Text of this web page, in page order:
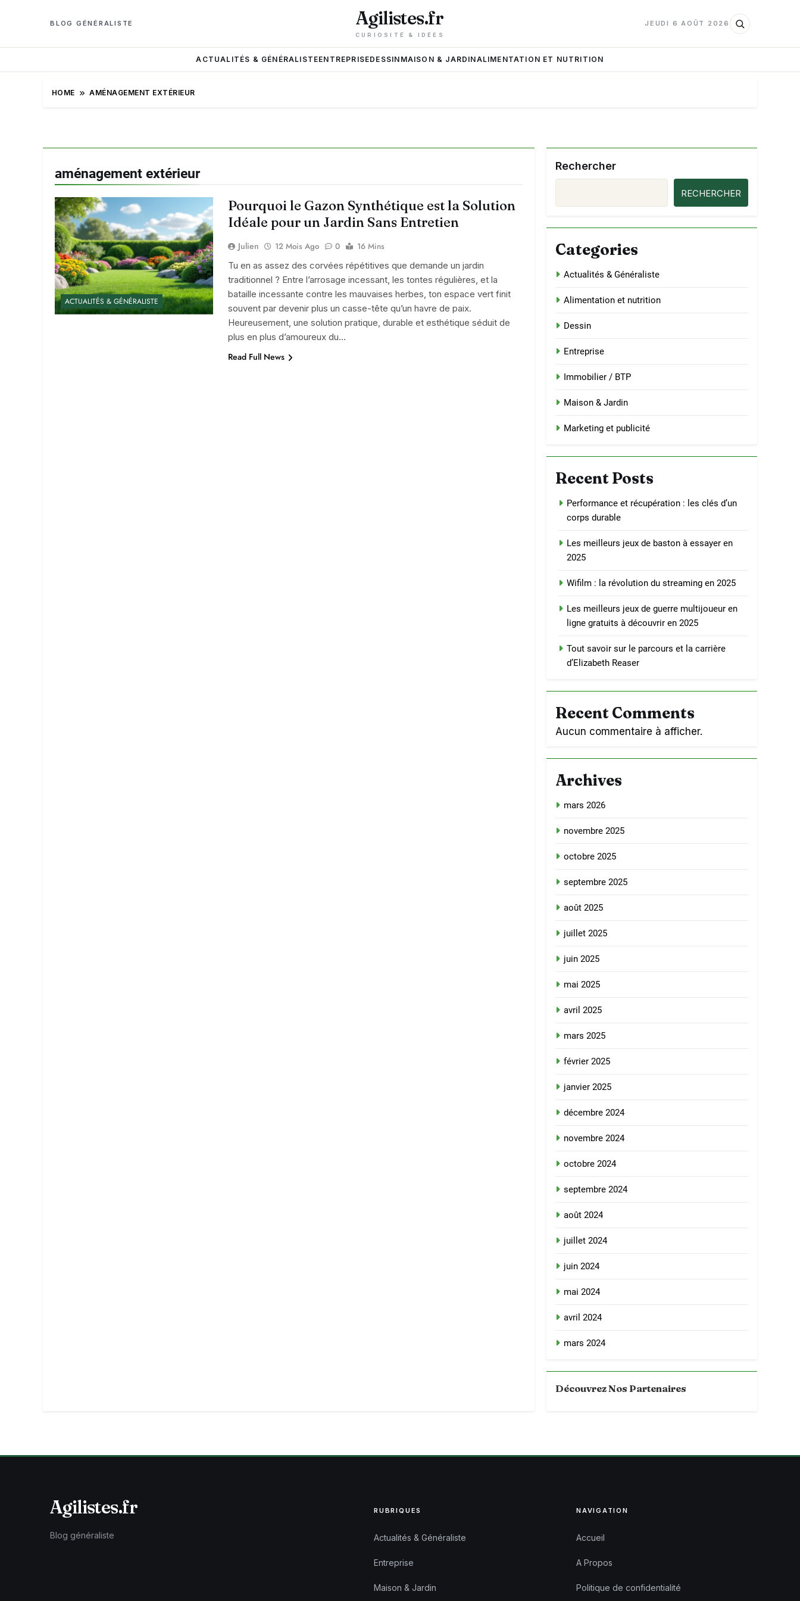
BLOG GÉNÉRALISTE Agilistes.fr
CURIOSITÉ & IDÉES
JEUDI 6 AOÛT 2026
ACTUALITÉS & GÉNÉRALISTEENTREPRISEDESSIN MAISON & JARDINALIMENTATION ET NUTRITION
HOME AMÉNAGEMENT EXTÉRIEUR
aménagement extérieur
ACTUALITÉS & GÉNÉRALISTE
Pourquoi le Gazon Synthétique est la Solution
Idéale pour un Jardin Sans Entretien
Julien 12 Mois Ago 0
16 Mins
Tu en as assez des corvées répétitives que demande un jardin
traditionnel ? Entre l’arrosage incessant, les tontes régulières, et la
bataille incessante contre les mauvaises herbes, ton espace vert finit
souvent par devenir plus un casse-tête qu’un havre de paix.
Heureusement, une solution pratique, durable et esthétique séduit de
plus en plus d’amoureux du…
Read Full News
Rechercher
RECHERCHER
Categories
Actualités & Généraliste
Alimentation et nutrition
Dessin
Entreprise
Immobilier / BTP
Maison & Jardin
Marketing et publicité
Recent Posts
Performance et récupération : les clés d’un
corps durable
Les meilleurs jeux de baston à essayer en
2025
Wifilm : la révolution du streaming en 2025
Les meilleurs jeux de guerre multijoueur en
ligne gratuits à découvrir en 2025
Tout savoir sur le parcours et la carrière
d’Elizabeth Reaser
Recent Comments
Aucun commentaire à afficher.
Archives
mars 2026
novembre 2025
octobre 2025
septembre 2025
août 2025
juillet 2025
juin 2025
mai 2025
avril 2025
mars 2025
février 2025
janvier 2025
décembre 2024
novembre 2024
octobre 2024
septembre 2024
août 2024
juillet 2024
juin 2024
mai 2024
avril 2024
mars 2024
Découvrez Nos Partenaires
Agilistes.fr
Blog généraliste
RUBRIQUES
Actualités & Généraliste
Entreprise
Maison & Jardin
NAVIGATION
Accueil
A Propos
Politique de confidentialité